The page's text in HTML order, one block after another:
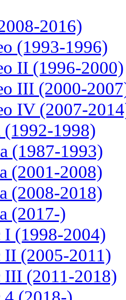
2016)
(1993-1996)
II (1996-2000)
III (2000-
IV (2007-
1998)
(1987-1993)
(2001-2008)
(2008-2018)
(2017-)
(1998-2004)
(2005-2011)
(2011-2018)